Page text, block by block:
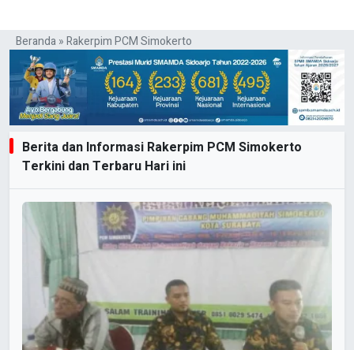
Beranda»Rakerpim PCM Simokerto
Berita dan Informasi Rakerpim PCM Simokerto
Terkini dan Terbaru Hari ini